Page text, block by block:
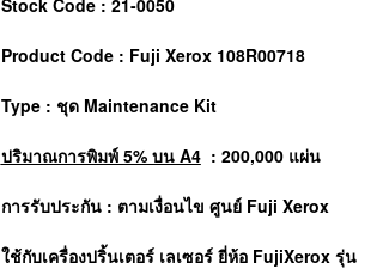
Product Code : Fuji Xerox 108R00718
Type : ชุด Maintenance Kit
ปริมาณการพิมพ์ 5% บน A4: 200,000 แผ่น
การรับประกัน : ตามเงื่อนไข ศูนย์ Fuji Xerox
ใช้กับเครื่องปริ้นเตอร์ เลเซอร์ ยี่ห้อ FujiXeroxรุ่น